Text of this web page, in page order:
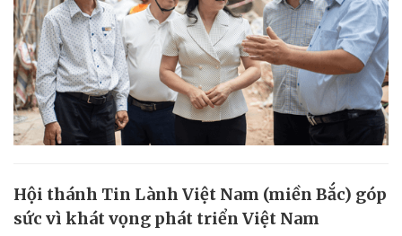
Hội thánh Tin Lành Việt Nam (miền Bắc) góp
sức vì khát vọng phát triển Việt Nam